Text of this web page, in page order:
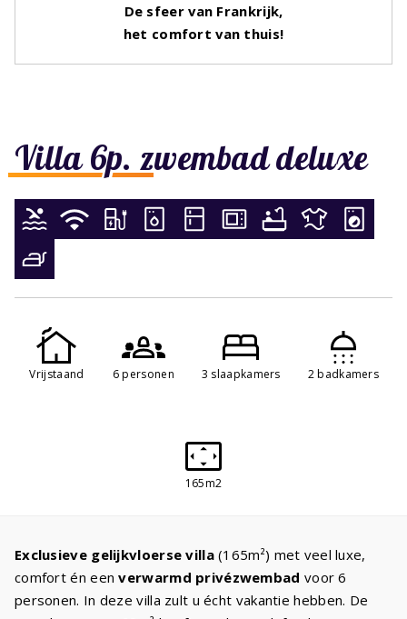
Villa 6p. zwembad deluxe
Vrijstaand 6 personen 3 slaapkamers 2 badkamers
165m2
Exclusieve gelijkvloerse villa(165m²) met veel luxe,
comfort én eenverwarmd privézwembad voor 6
personen. In deze villa zult u écht vakantie hebben. De
De sfeer van Frankrijk,
het comfort van thuis!